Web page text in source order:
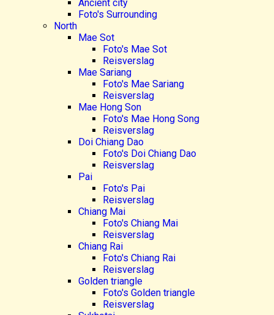
Ancient city
Foto's Surrounding
North
Mae Sot
Foto's Mae Sot
Reisverslag
Mae Sariang
Foto's Mae Sariang
Reisverslag
Mae Hong Son
Foto's Mae Hong Song
Reisverslag
Doi Chiang Dao
Foto's Doi Chiang Dao
Reisverslag
Pai
Foto's Pai
Reisverslag
Chiang Mai
Foto's Chiang Mai
Reisverslag
Chiang Rai
Foto's Chiang Rai
Reisverslag
Golden triangle
Foto's Golden triangle
Reisverslag